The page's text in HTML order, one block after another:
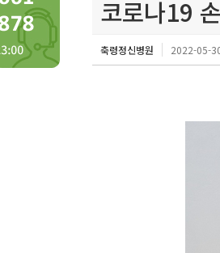
코로나19
축령정신병원 2022-05-